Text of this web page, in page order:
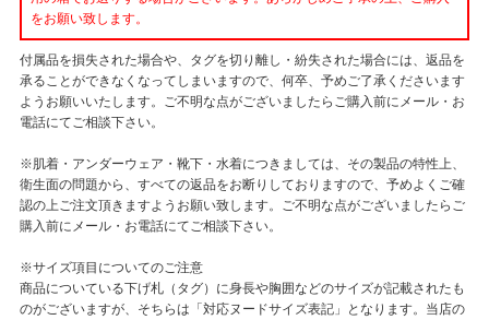
をお願い致します。
付属品を損失された場合や、タグを切り離し・紛失された場合には、返品を
承ることができなくなってしまいますので、何卒、予めご了承くださいます
ようお願いいたします。ご不明な点がございましたらご購入前にメール・お
電話にてご相談下さい。
※肌着・アンダーウェア・靴下・水着につきましては、その製品の特性上、
衛生面の問題から、すべての返品をお断りしておりますので、予めよくご確
認の上ご注文頂きますようお願い致します。ご不明な点がございましたらご
購入前にメール・お電話にてご相談下さい。
※サイズ項目についてのご注意
商品についている下げ札（タグ）に身長や胸囲などのサイズが記載されたも
のがございますが、そちらは「対応ヌードサイズ表記」となります。当店の